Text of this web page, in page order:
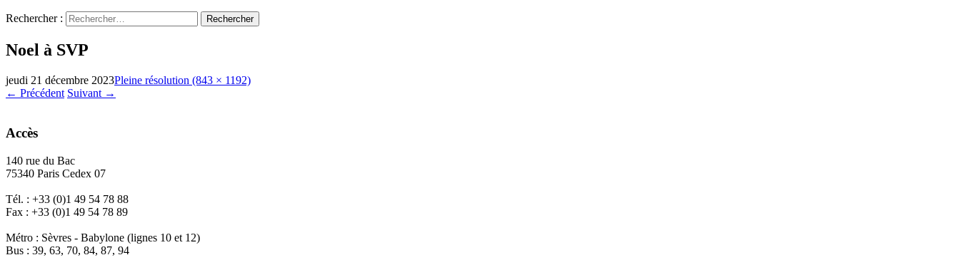
Rechercher :
Noel à SVP
jeudi 21 décembre 2023Pleine résolution (843 × 1192)
← Précédent Suivant →
Accès
140 rue du Bac
75340 Paris Cedex 07
Tél. : +33 (0)1 49 54 78 88
Fax : +33 (0)1 49 54 78 89
Métro : Sèvres - Babylone (lignes 10 et 12)
Bus : 39, 63, 70, 84, 87, 94